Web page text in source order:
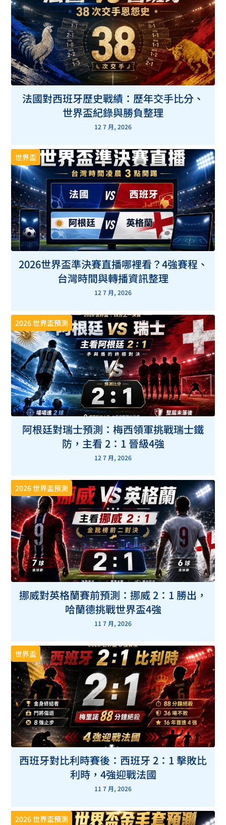
法國對西班牙歷史戰績：歷年交手比分、
世界盃紀錄與勝負整理
12 7 月, 2026
世界盃
2026世界盃準決賽直播哪裡看？4強賽程、
台灣時間與轉播資訊整理
12 7 月, 2026
2026 世界盃預測
阿根廷對瑞士預測：梅西領軍挑戰瑞士鐵
防，主看 2：1 晉級4強
12 7 月, 2026
2026 世界盃預測
挪威對英格蘭賽前預測：挪威 2：1 勝出，
哈蘭德挑戰世界盃4強
11 7 月, 2026
世界盃
西班牙對比利時賽後：西班牙 2：1 擊敗比
利時，4強迎戰法國
11 7 月, 2026
2026 世界盃預測